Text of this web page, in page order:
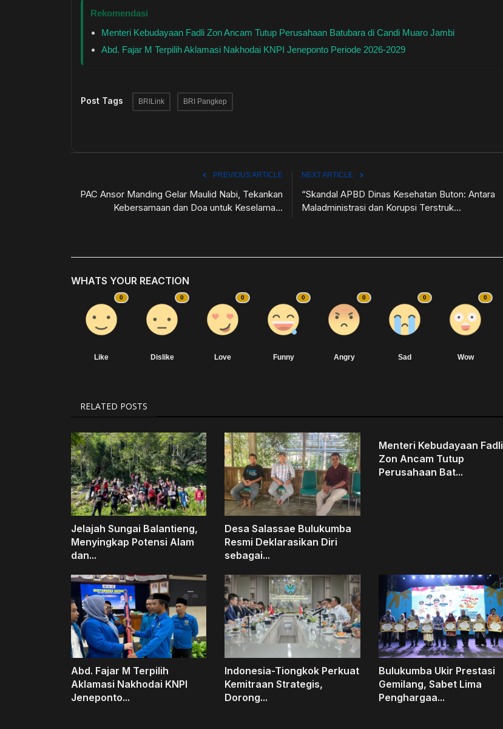
Rekomendasi
Menteri Kebudayaan Fadli Zon Ancam Tutup Perusahaan Batubara di Candi Muaro Jambi
Abd. Fajar M Terpilih Aklamasi Nakhodai KNPI Jeneponto Periode 2026-2029
Post Tags BRILink BRI Pangkep
PREVIOUS ARTICLE
PAC Ansor Manding Gelar Maulid Nabi, Tekankan
Kebersamaan dan Doa untuk Keselama...
NEXT ARTICLE
“Skandal APBD Dinas Kesehatan Buton: Antara
Maladministrasi dan Korupsi Terstruk...
WHATS YOUR REACTION
0
Like
0
Dislike
0
Love
0
Funny
0
Angry
0
Sad
0
Wow
RELATED POSTS
Jelajah Sungai Balantieng,
Menyingkap Potensi Alam
dan...
Desa Salassae Bulukumba
Resmi Deklarasikan Diri
sebagai...
Menteri Kebudayaan Fadli
Zon Ancam Tutup
Perusahaan Bat...
Abd. Fajar M Terpilih
Aklamasi Nakhodai KNPI
Jeneponto...
Indonesia-Tiongkok Perkuat
Kemitraan Strategis,
Dorong...
Bulukumba Ukir Prestasi
Gemilang, Sabet Lima
Penghargaa...